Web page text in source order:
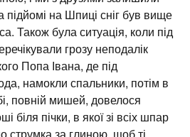
підйомі на Шпиці сніг був вище
Також була ситуація, коли під
грозу неподалік
Попа Івана, де під
намокли спальники, потім в
повній мишей, довелося
біля пічки, в якої зі всіх шпар